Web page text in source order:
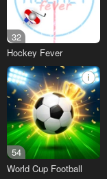
32
Hockey Fever
54
World Cup Football